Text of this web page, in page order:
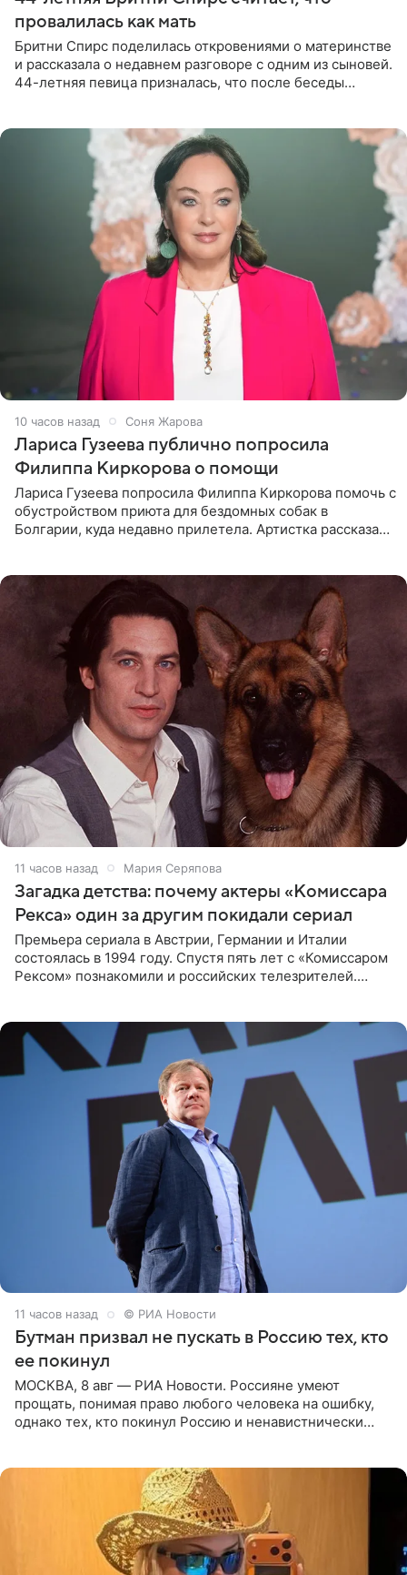
провалилась как мать
Бритни Спирс поделилась откровениями о материнстве
и рассказала о недавнем разговоре с одним из сыновей.
44-летняя певица призналась, что после беседы
10 часов назад Соня Жарова
Лариса Гузеева публично попросила
Филиппа Киркорова о помощи
Лариса Гузеева попросила Филиппа Киркорова помочь с
обустройством приюта для бездомных собак в
Болгарии, куда недавно прилетела. Артистка рассказала
11 часов назад Мария Серяпова
Загадка детства: почему актеры «Комиссара
Рекса» один за другим покидали сериал
Премьера сериала в Австрии, Германии и Италии
состоялась в 1994 году. Спустя пять лет с «Комиссаром
Рексом» познакомили и российских телезрителей.
11 часов назад © РИА Новости
Бутман призвал не пускать в Россию тех, кто
ее покинул
МОСКВА, 8 авг — РИА Новости. Россияне умеют
прощать, понимая право любого человека на ошибку,
однако тех, кто покинул Россию и ненавистнически